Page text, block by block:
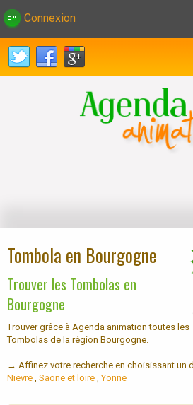
Connexion
Tombola en Bourgogne
Trouver les Tombolas en
Bourgogne
Trouver grâce à Agenda animation toutes les
Tombolas de la région Bourgogne.
→ Affinez votre recherche en choisissant un
Nievre Saone et loire ,Yonne